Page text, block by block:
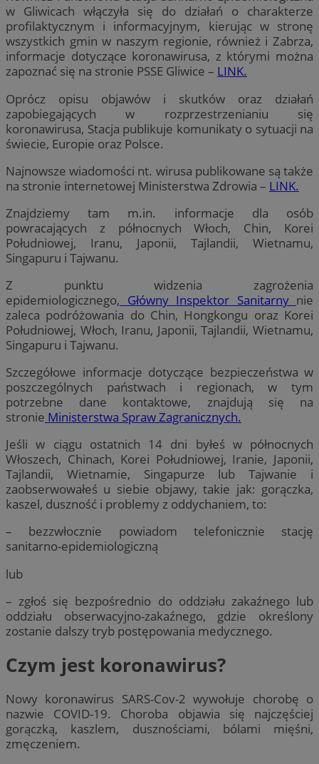
w Gliwicach włączyła się do działań o charakterze
profilaktycznym i informacyjnym, kierując w stronę
wszystkich gmin w naszym regionie, również i Zabrza,
informacje dotyczące koronawirusa, z którymi można
zapoznać się na stronie PSSE Gliwice – LINK.
Oprócz opisu objawów i skutków oraz działań
zapobiegających w rozprzestrzenianiu się
koronawirusa, Stacja publikuje komunikaty o sytuacji na
świecie, Europie oraz Polsce.
Najnowsze wiadomości nt. wirusa publikowane są także
na stronie internetowej Ministerstwa Zdrowia – LINK.
Znajdziemy tam m.in. informacje dla osób
powracających z północnych Włoch, Chin, Korei
Południowej, Iranu, Japonii, Tajlandii, Wietnamu,
Singapuru i Tajwanu.
Z punktu widzenia zagrożenia
epidemiologicznego, Główny Inspektor Sanitarny nie
zaleca podróżowania do Chin, Hongkongu oraz Korei
Południowej, Włoch, Iranu, Japonii, Tajlandii, Wietnamu,
Singapuru i Tajwanu.
Szczegółowe informacje dotyczące bezpieczeństwa w
poszczególnych państwach i regionach, w tym
potrzebne dane kontaktowe, znajdują się na
stronie Ministerstwa Spraw Zagranicznych.
Jeśli w ciągu ostatnich 14 dni byłeś w północnych
Włoszech, Chinach, Korei Południowej, Iranie, Japonii,
Tajlandii, Wietnamie, Singapurze lub Tajwanie i
zaobserwowałeś u siebie objawy, takie jak: gorączka,
kaszel, duszność i problemy z oddychaniem, to:
– bezzwłocznie powiadom telefonicznie stację
sanitarno-epidemiologiczną
lub
– zgłoś się bezpośrednio do oddziału zakaźnego lub
oddziału obserwacyjno-zakaźnego, gdzie określony
zostanie dalszy tryb postępowania medycznego.
Czym jest koronawirus?
Nowy koronawirus SARS-Cov-2 wywołuje chorobę o
nazwie COVID-19. Choroba objawia się najczęściej
gorączką, kaszlem, dusznościami, bólami mięśni,
zmęczeniem.